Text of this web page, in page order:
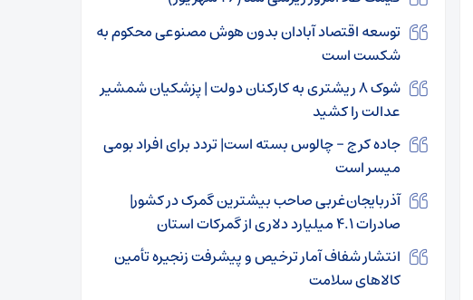
توسعه اقتصاد آبادان بدون هوش مصنوعی محکوم به
شکست است
شوک ۸ ریشتری به کارکنان دولت | پزشکیان شمشیر
عدالت را کشید
جاده کرج – چالوس بسته است| تردد برای افراد بومی
میسر است
آذربایجان‌غربی صاحب بیشترین گمرک در کشور|
صادرات ۴.۱ میلیارد دلاری از گمرکات استان
انتشار شفاف آمار ترخیص و پیشرفت زنجیره تأمین
کالاهای سلامت